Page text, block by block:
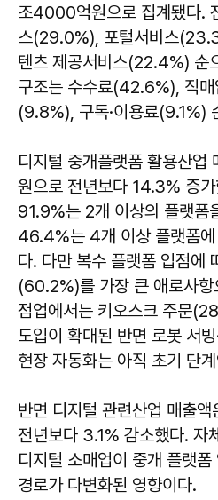
조4000억원으로 집계됐다.
스(29.0%), 포털서비스
텐츠 제공서비스(22.4%) 순
구조는 수수료(42.6%), 직
(9.8%), 구독·이용료(9.1%)
디지털 중개플랫폼 활용산
원으로 전년보다 14.3% 증가
91.9%는 2개 이상의 플랫폼
46.4%는 4개 이상 플랫폼에
다. 다만 복수 플랫폼 입점에
(60.2%)를 가장 큰 애로사항
점업에서는 키오스크 주문
도입이 확대된 반면 로봇 서
현장 자동화는 아직 초기 단
반면 디지털 관련산업 매출
전년보다 3.1% 감소했다. 자
디지털 소매업이 중개 플랫
경로가 다변화된 영향이다.